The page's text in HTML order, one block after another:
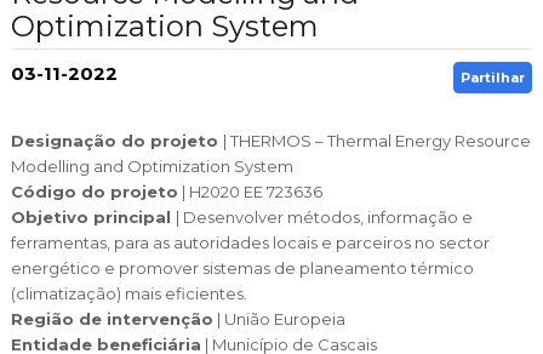
História
Arquivo Historico
Recursos educativos - história e património
GOVERNO LOCAL:
Assembleia Municipal
Gestão administrativa e financeira
Projetos Cofinanciados
Transparência Municipal
Planeamento Estratégico
Reabilitação urbana
FREGUESIAS:
Carcavelos e Parede
Cascais e Estoril
S. Domingos de Rana
Cascais Ambiente
Cascais Dinâmica
Cascais Envolvente
Cascais Próxima
FACTOS E NÚMEROS:
Ambiente & Energia
Economia & Inovação
Governação
COMUNICAÇÃO:
Jornal C
Agenda do executivo
VIVER
VISITAR
Optimization System
03-11-2022 Partilhar
Designação do projeto | THERMOS – Thermal Energy Resource
Modelling and Optimization System
Código do projeto | H2020 EE 723636
Objetivo principal | Desenvolver métodos, informação e
ferramentas, para as autoridades locais e parceiros no sector
energético e promover sistemas de planeamento térmico
(climatização) mais eficientes.
Região de intervenção | União Europeia
Entidade beneficiária | Município de Cascais